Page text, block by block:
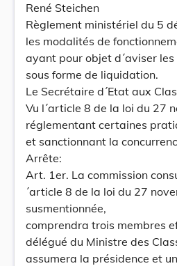
René Steichen
Règlement ministériel du 5
les modalités de
ayant pour objet d´aviser
sous forme de liquidation.
Le Secrétaire d´Etat aux
Vu l´article 8 de la loi du 27
réglementant certaines
et sanctionnant la
Arrête:
Art. 1er. La commission
´article 8 de la loi du 27
susmentionnée,
comprendra trois membres
délégué du Ministre des
assumera la présidence et